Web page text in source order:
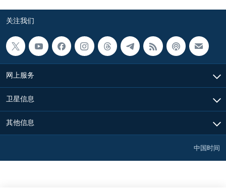
关注我们
网上服务
卫星信息
其他信息
中国时间